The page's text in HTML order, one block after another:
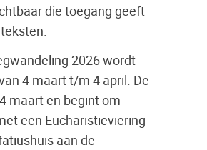
die toegang geeft
2026 wordt
4 maart t/m 4 april. De
maart en begint om
een Eucharistieviering
aan de